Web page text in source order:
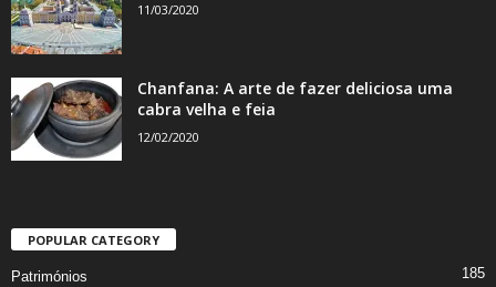
11/03/2020
Chanfana: A arte de fazer deliciosa uma
cabra velha e feia
12/02/2020
POPULAR CATEGORY
Patrimónios 185